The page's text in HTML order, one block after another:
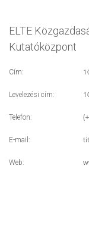
ELTE
Kutatóközpont
Cím:
Levelezési cím:
Telefon:
E-mail:
Web: